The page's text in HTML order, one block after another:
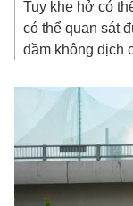
Tuy khe hở có
có thể quan sát
dầm không dịch